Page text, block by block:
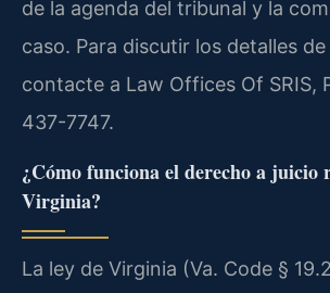
de la agenda del tribunal y la
caso. Para discutir los detalles
contacte a Law Offices Of SRIS,
437-7747.
¿Cómo funciona el derecho a juicio
Virginia?
La ley de Virginia (Va. Code §